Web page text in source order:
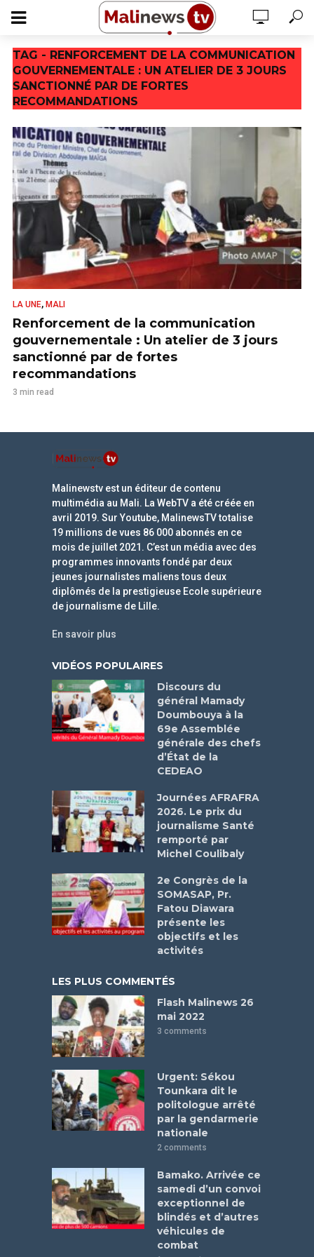
TAG - RENFORCEMENT DE LA COMMUNICATION
GOUVERNEMENTALE : UN ATELIER DE 3 JOURS
SANCTIONNÉ PAR DE FORTES
RECOMMANDATIONS
LA UNE, MALI
Renforcement de la communication
gouvernementale : Un atelier de 3 jours
sanctionné par de fortes
recommandations
3 min read
Malinewstv est un éditeur de contenu
multimédia au Mali. La WebTV a été créée en
avril 2019. Sur Youtube, MalinewsTV totalise
19 millions de vues 86 000 abonnés en ce
mois de juillet 2021. C’est un média avec des
programmes innovants fondé par deux
jeunes journalistes maliens tous deux
diplômés de la prestigieuse Ecole supérieure
de journalisme de Lille.
En savoir plus
VIDÉOS POPULAIRES
Discours du
général Mamady
Doumbouya à la
69e Assemblée
générale des chefs
d’État de la
CEDEAO
Journées AFRAFRA
2026. Le prix du
journalisme Santé
remporté par
Michel Coulibaly
2e Congrès de la
SOMASAP, Pr.
Fatou Diawara
présente les
objectifs et les
activités
LES PLUS COMMENTÉS
Flash Malinews 26
mai 2022
3 comments
Urgent: Sékou
Tounkara dit le
politologue arrêté
par la gendarmerie
nationale
2 comments
Bamako. Arrivée ce
samedi d’un convoi
exceptionnel de
blindés et d’autres
véhicules de
combat